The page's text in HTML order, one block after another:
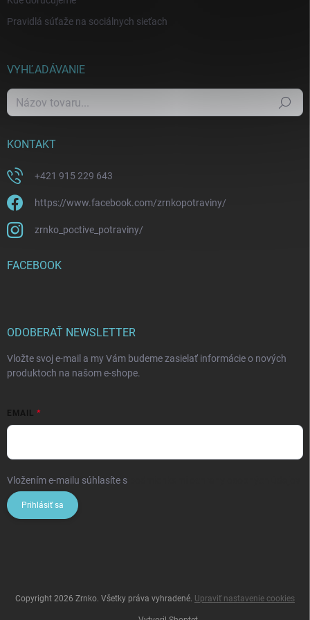
Pravidlá súťaže na sociálnych sieťach
VYHĽADÁVANIE
Hľadať
KONTAKT
+421 915 229 643
https://www.facebook.com/zrnkopotraviny/
zrnko_poctive_potraviny/
FACEBOOK
ODOBERAŤ NEWSLETTER
Vložte svoj e-mail a my Vám budeme zasielať informácie o nových
produktoch na našom e-shope.
EMAIL
Vložením e-mailu súhlasíte s
Prihlásiť sa
Copyright 2026 Zrnko. Všetky práva vyhradené. Upraviť nastavenie cookies